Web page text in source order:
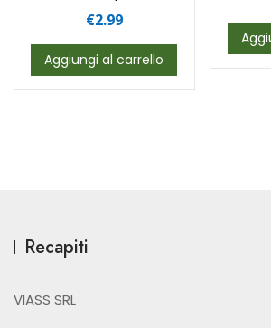
€2.99
Aggiungi al carrello
Recapiti
VIASS SRL